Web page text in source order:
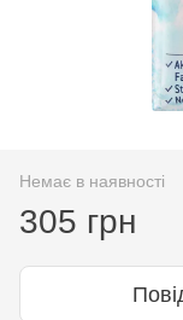
Немає в наявності
305 грн